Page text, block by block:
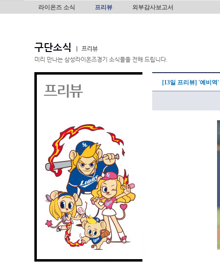
라이온즈 소식 프리뷰 외부감사보고서
구단소식
프리뷰
미리 만나는 삼성라이온즈경기 소식들을 전해 드립니다.
프리뷰 [13일 프리뷰] '예비